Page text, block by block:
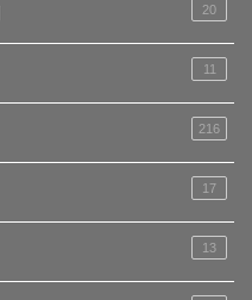
20
11
216
17
13